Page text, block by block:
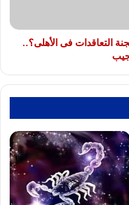
التعاقدات فى الأهلى؟..